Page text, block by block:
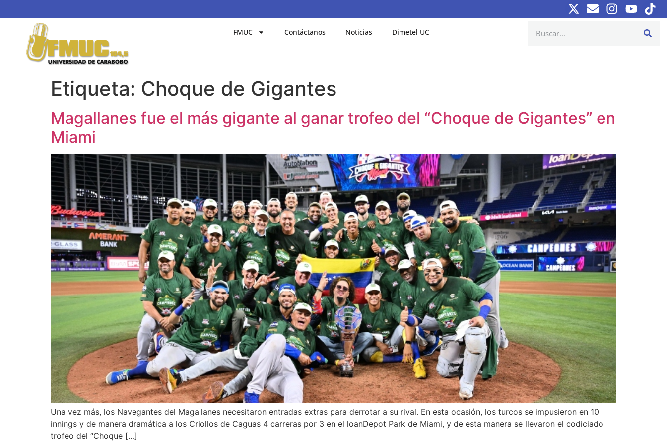
FMUC Contáctanos Noticias Dimetel UC
Etiqueta: Choque de Gigantes
Magallanes fue el más gigante al ganar trofeo del “Choque de Gigantes” en
Miami
Una vez más, los Navegantes del Magallanes necesitaron entradas extras para derrotar a su rival. En esta ocasión, los turcos se impusieron en 10
innings y de manera dramática a los Criollos de Caguas 4 carreras por 3 en el loanDepot Park de Miami, y de esta manera se llevaron el codiciado
trofeo del “Choque […]